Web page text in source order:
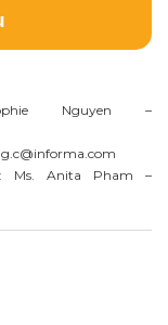
Nguyen –
Ms. Anita Pham –